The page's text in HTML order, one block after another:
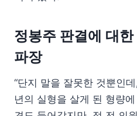
정봉주 판결에 대
파장
“단지 말을 잘못한 것뿐인
년의 실형을 살게 된 형량